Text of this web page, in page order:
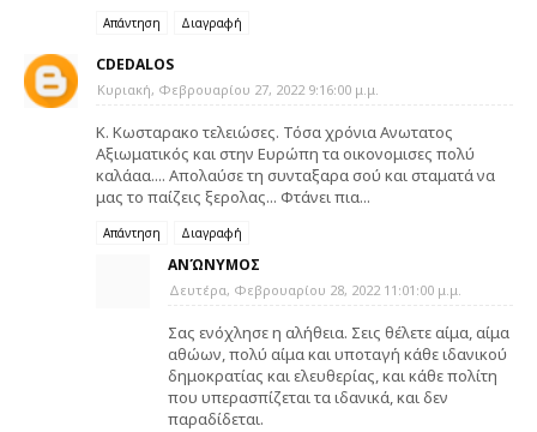
Απάντηση Διαγραφή
CDEDALOS
Κυριακή, Φεβρουαρίου 27, 2022 9:16:00 μ.μ.
Κ. Κωσταρακο τελειώσες. Τόσα χρόνια Ανωτατος
Αξιωματικός και στην Ευρώπη τα οικονομισες πολύ
καλάαα.... Απολαύσε τη συνταξαρα σού και σταματά να
μας το παίζεις ξερολας... Φτάνει πια...
Απάντηση Διαγραφή
ΑΝΏΝΥΜΟΣ
Δευτέρα, Φεβρουαρίου 28, 2022 11:01:00 μ.μ.
Σας ενόχλησε η αλήθεια. Σεις θέλετε αίμα, αίμα
αθώων, πολύ αίμα και υποταγή κάθε ιδανικού
δημοκρατίας και ελευθερίας, και κάθε πολίτη
που υπερασπίζεται τα ιδανικά, και δεν
παραδίδεται.